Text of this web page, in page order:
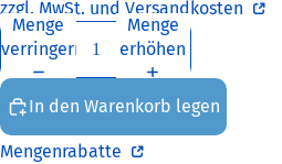
zzgl. MwSt. und Versandkosten
Menge
verringern
Menge
erhöhen
In den Warenkorb legen
Mengenrabatte